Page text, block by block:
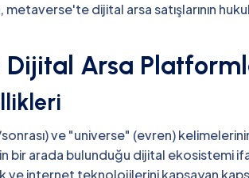
dijital arsa satışlarının
Arsa
ve "universe" (evren)
bir arada bulunduğu dijital ekosistemi
ve internet teknolojilerini kapsayan